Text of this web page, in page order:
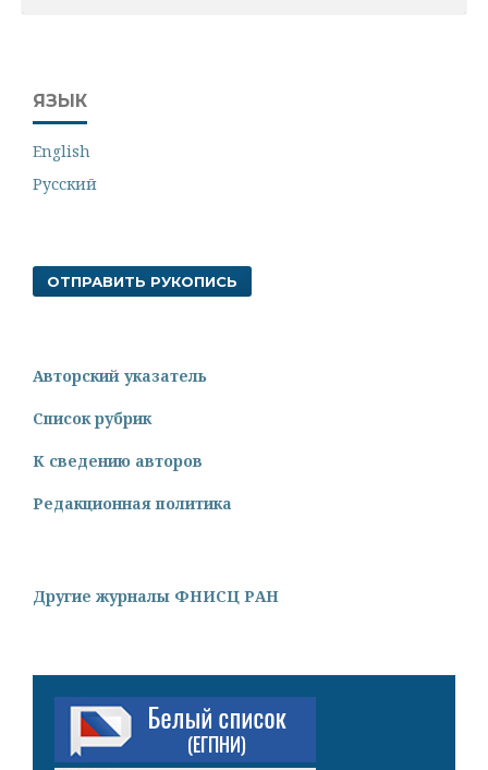
ЯЗЫК
English
Русский
ОТПРАВИТЬ РУКОПИСЬ
Авторский указатель
Список рубрик
К сведению авторов
Редакционная политика
Другие журналы ФНИСЦ РАН